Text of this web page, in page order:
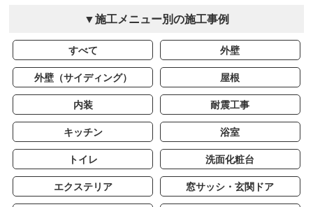
▼施工メニュー別の施工事例
すべて 外壁
外壁（サイディング） 屋根
内装 耐震工事
キッチン 浴室
トイレ 洗面化粧台
エクステリア 窓サッシ・玄関ドア